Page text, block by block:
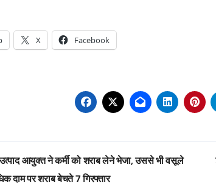
X Facebook
आयुक्त ने कर्मी को शराब लेने भेजा, उससे भी वसूले
दाम पर शराब बेचते 7 गिरफ्तार